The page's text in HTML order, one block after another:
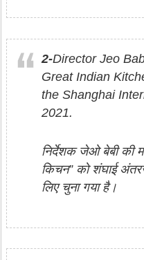
2-Director Jeo
Great Indian
the Shanghai
2021.
निर्देशक जेओ बेबी की
किचन” को शंघाई
लिए चुना गया है।